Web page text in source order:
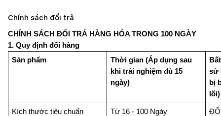
Chính sách đổi trả
CHÍNH SÁCH ĐỔI TRẢ HÀNG HÓA TRONG 100 NGÀY
1. Quy định đổi hàng
Sản phẩm
Thời gian (Áp dụng sau
khi trải nghiệm đủ 15
ngày)
sử
bị
lõi)
Kích thước tiêu chuẩn Từ 16 - 100 Ngày